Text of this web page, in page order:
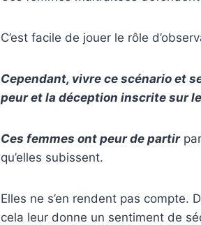
C’est facile de jouer le rôle
Cependant, vivre ce scénario et
peur et la déception inscrite sur
Ces femmes ont peur de partir
qu’elles subissent.
Elles ne s’en rendent pas compte.
cela leur donne un sentiment de